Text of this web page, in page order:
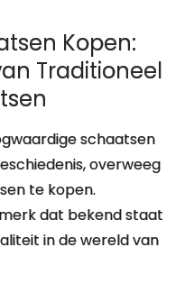
Kopen:
Traditioneel
schaatsen
overweeg
te kopen.
dat bekend staat
in de wereld van